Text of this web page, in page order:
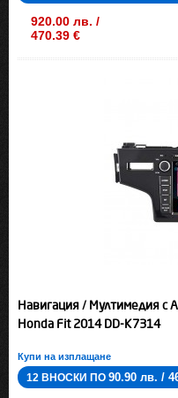
920.00 лв. /
470.39 €
Навигация / Мултимедия с
Honda Fit 2014 DD-K7314
Купи на изплащане
12 ВНОСКИ ПО 90.90 лв. /